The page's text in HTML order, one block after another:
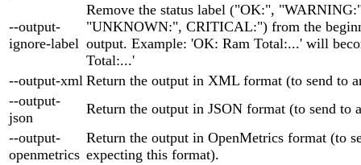
--output-
ignore-label
Remove the status label ("OK:",
"UNKNOWN:", CRITICAL:") from the
output. Example: 'OK: Ram Total:...' will
Total:...'
--output-xml Return the output in XML format (to send to
--output-
json
Return the output in JSON format (to send to
--output-
openmetrics
Return the output in OpenMetrics format (to
expecting this format).